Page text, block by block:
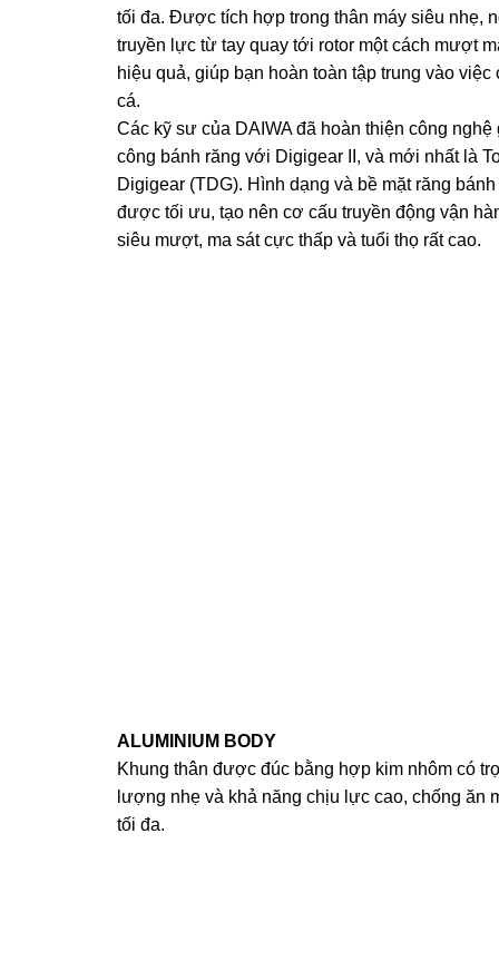
tối đa. Được tích hợp trong thân máy siêu nhẹ,
truyền lực từ tay quay tới rotor một cách mượt
hiệu quả, giúp bạn hoàn toàn tập trung vào việc
cá.
Các kỹ sư của DAIWA đã hoàn thiện công nghệ
công bánh răng với Digigear II, và mới nhất là
Digigear (TDG). Hình dạng và bề mặt răng
được tối ưu, tạo nên cơ cấu truyền động vận
siêu mượt, ma sát cực thấp và tuổi thọ rất cao.
ALUMINIUM BODY
Khung thân được đúc bằng hợp kim nhôm có
lượng nhẹ và khả năng chịu lực cao, chống ăn
tối đa.